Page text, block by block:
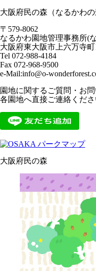
大阪府民の森（なるかわの
〒579-8062
なるかわ園地管理事務所(
大阪府東大阪市上六万寺町
Tel 072-988-4184
Fax 072-968-9500
e-Mail:info@o-
園地に関するご質問・お問
各園地へ直接ご連絡くださ
大阪府民の森